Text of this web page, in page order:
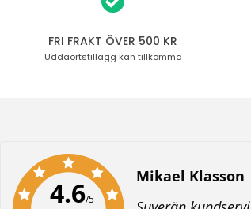
FRI FRAKT ÖVER 500 KR
Uddaortstillägg kan tillkomma
4.6/5
Författare:
Mikael Klasson